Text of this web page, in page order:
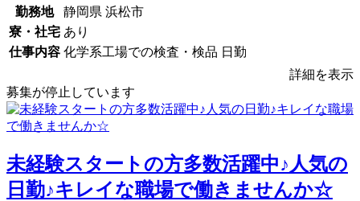
勤務地
静岡県 浜松市
寮・社宅 あり
仕事内容 化学系工場での検査・検品 日勤
詳細を表示
募集が停止しています
未経験スタートの方多数活躍中♪人気の
日勤♪キレイな職場で働きませんか☆